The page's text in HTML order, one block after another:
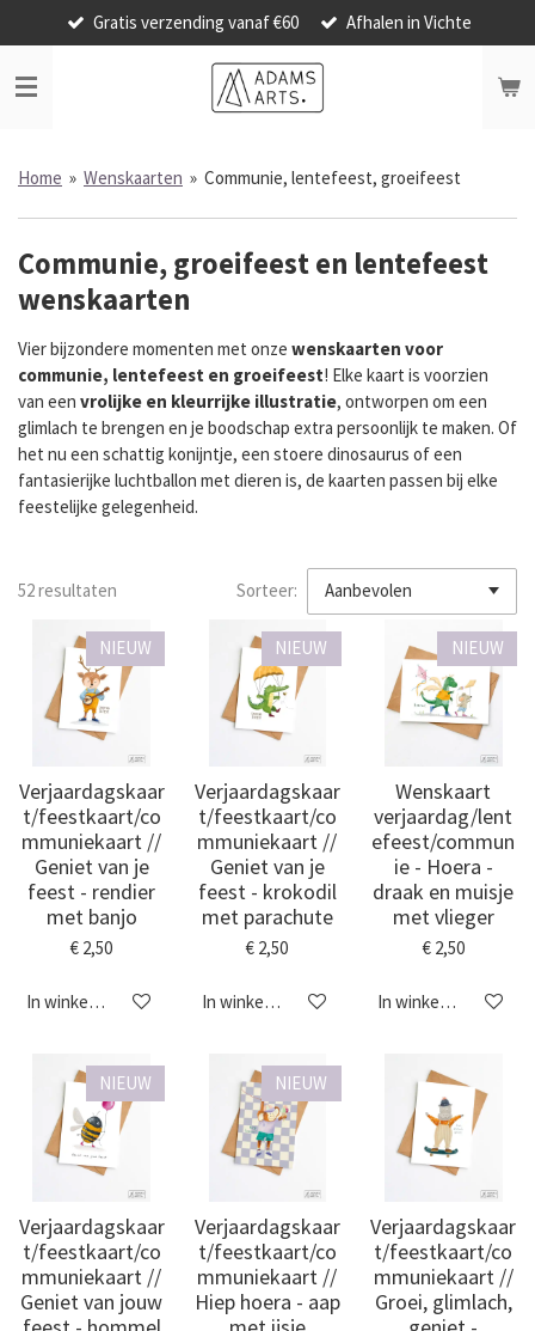
direct
naar
de
Gratis verzending vanaf €60 Afhalen in Vichte
Home » Wenskaarten » Communie, lentefeest, groeifeest
Communie, groeifeest en lentefeest
wenskaarten
Vier bijzondere momenten met onze wenskaarten voor
communie, lentefeest en groeifeest! Elke kaart is voorzien
van een vrolijke en kleurrijke illustratie, ontworpen om een
glimlach te brengen en je boodschap extra persoonlijk te maken. Of
het nu een schattig konijntje, een stoere dinosaurus of een
fantasierijke luchtballon met dieren is, de kaarten passen bij elke
feestelijke gelegenheid.
52 resultaten Sorteer:
NIEUW
Verjaardagskaar
t/feestkaart/co
mmuniekaart //
Geniet van je
feest - rendier
met banjo
€ 2,50
In winkelwagen
NIEUW
Verjaardagskaar
t/feestkaart/co
mmuniekaart //
Geniet van je
feest - krokodil
met parachute
€ 2,50
In winkelwagen
NIEUW
Wenskaart
verjaardag/lent
efeest/commun
ie - Hoera -
draak en muisje
met vlieger
€ 2,50
In winkelwagen
NIEUW
Verjaardagskaar
t/feestkaart/co
mmuniekaart //
Geniet van jouw
NIEUW
Verjaardagskaar
t/feestkaart/co
mmuniekaart //
Hiep hoera - aap
Verjaardagskaar
t/feestkaart/co
mmuniekaart //
Groei, glimlach,